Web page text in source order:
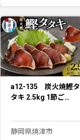
a12-135 炭火焼鰹タ
タキ 2.5kg 1節ご…
静岡県焼津市